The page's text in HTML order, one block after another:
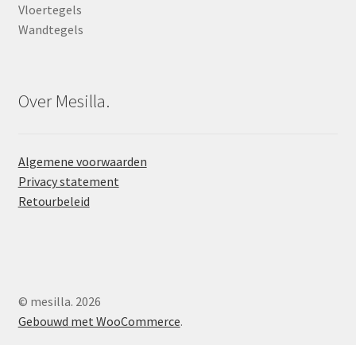
Vloertegels
Wandtegels
Over Mesilla.
Algemene voorwaarden
Privacy statement
Retourbeleid
© mesilla. 2026
Gebouwd met WooCommerce.